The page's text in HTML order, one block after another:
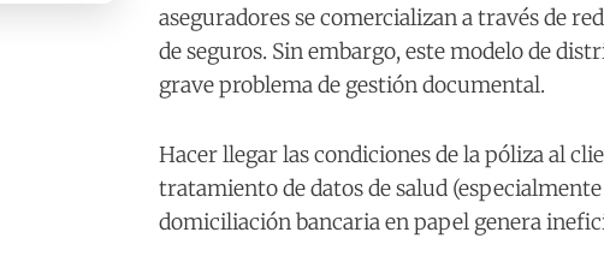
aseguradores se comercializan a través de
de seguros. Sin embargo, este modelo de
grave problema de gestión documental.
Hacer llegar las condiciones de la póliza al
tratamiento de datos de salud
domiciliación bancaria en papel genera